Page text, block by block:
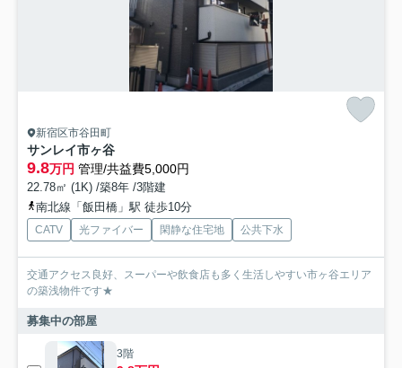
新宿区市谷田町
サンレイ市ヶ谷
9.8万円 管理/共益費5,000円
22.78㎡ (1K) /築8年 /3階建
南北線「飯田橋」駅 徒歩10分
CATV 光ファイバー 閑静な住宅地 公共下水
交通アクセス良好、スーパーや飲食店も多く生活しやすい市ヶ谷エリア
の築浅物件です★
募集中の部屋
3階